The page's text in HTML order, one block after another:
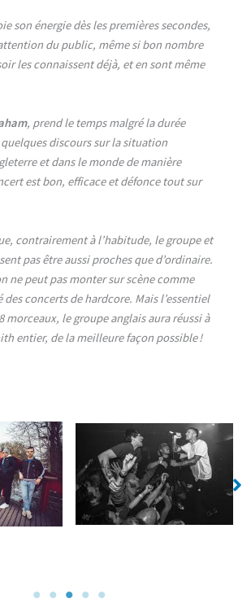
son énergie dès les premières secondes,
du public, même si bon nombre
les connaissent déjà, et en sont même
, prend le temps malgré la durée
discours sur la situation
et dans le monde de manière
est bon, efficace et défonce tout sur
contrairement à l’habitude, le groupe et
pas être aussi proches que d’ordinaire.
ne peut pas monter sur scène comme
concerts de hardcore. Mais l’essentiel
morceaux, le groupe anglais aura réussi à
entier, de la meilleure façon possible !
No Caption